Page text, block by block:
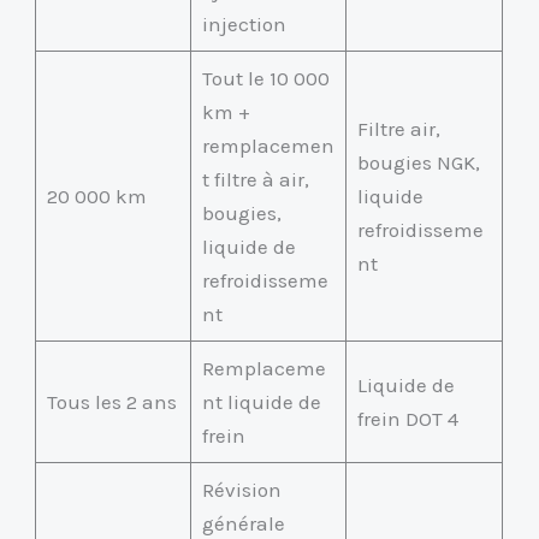
injection
20 000 km
Tout le 10 000
km +
remplacemen
t filtre à air,
bougies,
liquide de
refroidisseme
nt
Filtre air,
bougies NGK,
liquide
refroidisseme
nt
Tous les 2 ans
Remplaceme
nt liquide de
frein
Liquide de
frein DOT 4
Révision
générale